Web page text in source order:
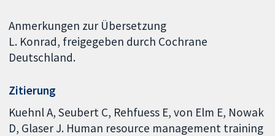
Anmerkungen zur Übersetzung
L. Konrad, freigegeben durch Cochrane
Deutschland.
Zitierung
Kuehnl A, Seubert C, Rehfuess E, von Elm E, Nowak
D, Glaser J. Human resource management training